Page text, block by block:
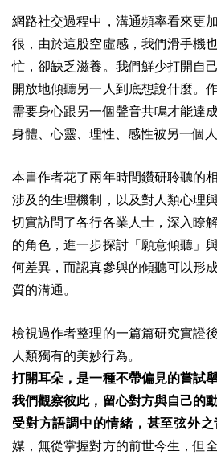
網路社交過程中，溝通頻率看來更
很，由於這股空虛感，我們滑手機
忙，卻缺乏滋養。我們鮮少打開自
開放地傾聽另一人到底想說什麼。
需要身心跟另一個聲音共鳴才能達
身體、心靈、理性、感性被另一個
本書作者花了兩年時間鑽研聆聽的
涉及的生理機制，以及對人類心理
切實訪問了各行各業人士，深入瞭
的角色，進一步探討「願意傾聽」
何差異，而認真參與的傾聽可以形
質的溝通。
檢視過作者整理的一篇篇研究實證
人類獨有的美妙行為。
打開耳朵，是一種不帶偏見的嘗試
我們觀察彼此，留心對方與自己的
受對方語調中的情緒，甚至弦外之
媒，無從掌握對方的前世今生，但